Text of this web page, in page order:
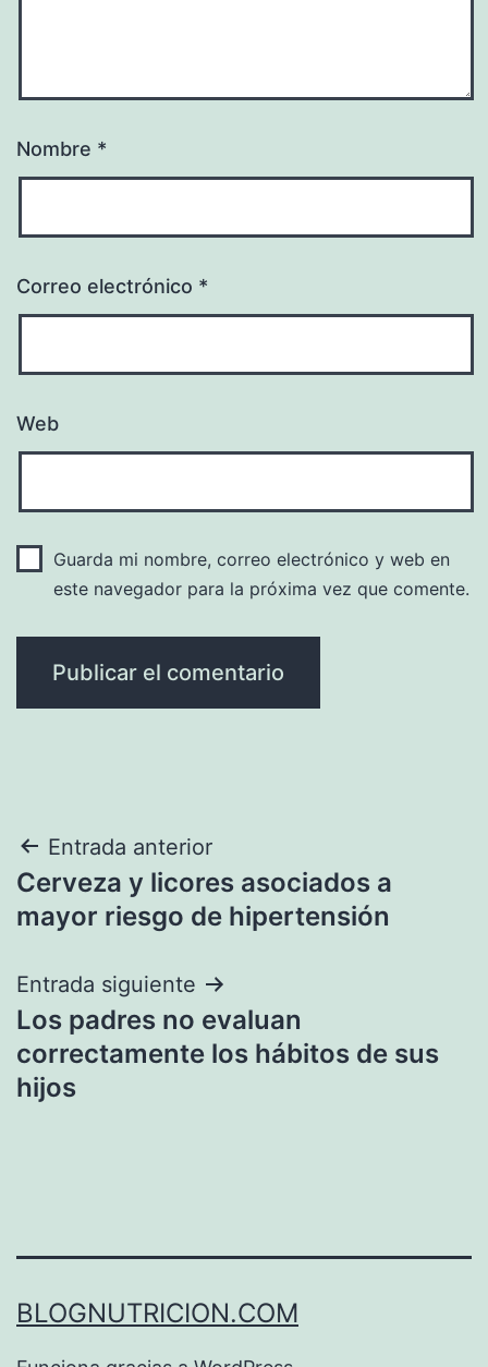
Nombre *
Correo electrónico *
Web
Guarda mi nombre, correo electrónico y web en
este navegador para la próxima vez que comente.
Navegación
de
Entrada anterior
Cerveza y licores asociados a
mayor riesgo de hipertensión
Entrada siguiente
Los padres no evaluan
correctamente los hábitos de sus
hijos
BLOGNUTRICION.COM